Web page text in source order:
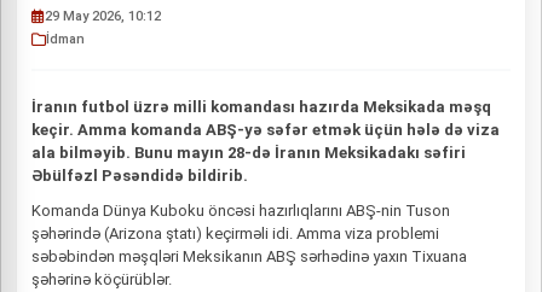
29 May 2026, 10:12
İdman
İranın futbol üzrə milli komandası hazırda Meksikada məşq
keçir. Amma komanda ABŞ-yə səfər etmək üçün hələ də viza
ala bilməyib. Bunu mayın 28-də İranın Meksikadakı səfiri
Əbülfəzl Pəsəndidə bildirib.
Komanda Dünya Kuboku öncəsi hazırlıqlarını ABŞ-nin Tuson
şəhərində (Arizona ştatı) keçirməli idi. Amma viza problemi
səbəbindən məşqləri Meksikanın ABŞ sərhədinə yaxın Tixuana
şəhərinə köçürüblər.